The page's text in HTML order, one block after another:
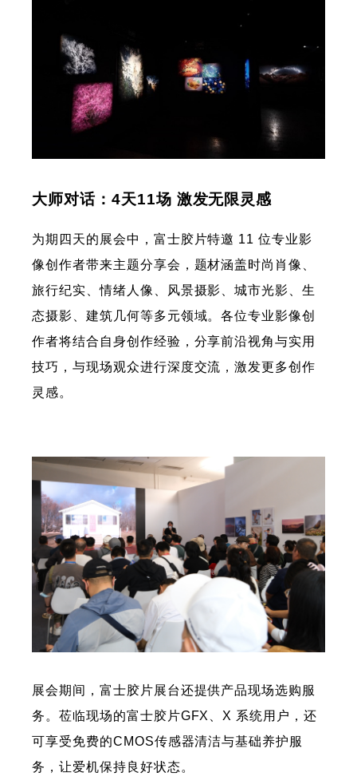
大师对话：4天11场 激发无限灵感
为期四天的展会中，富士胶片特邀 11 位专业影
像创作者带来主题分享会，题材涵盖时尚肖像、
旅行纪实、情绪人像、风景摄影、城市光影、生
态摄影、建筑几何等多元领域。各位专业影像创
作者将结合自身创作经验，分享前沿视角与实用
技巧，与现场观众进行深度交流，激发更多创作
灵感。
展会期间，富士胶片展台还提供产品现场选购服
务。莅临现场的富士胶片GFX、X 系统用户，还
可享受免费的CMOS传感器清洁与基础养护服
务，让爱机保持良好状态。